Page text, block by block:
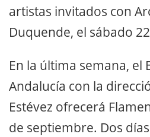
artistas invitados con
Duquende, el sábado
En la última semana, el
Andalucía con la
Estévez ofrecerá
de septiembre. Dos